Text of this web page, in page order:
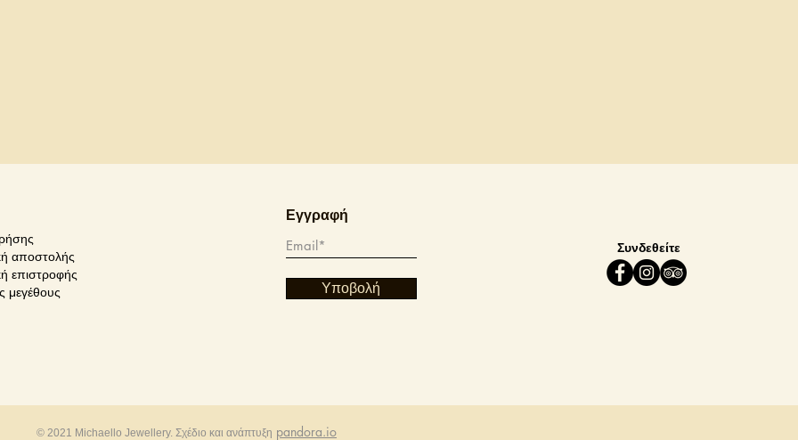
αποστολής
επιστροφής
μεγέθους
Εγγραφή
Υποβολή
Συνδεθείτε
© 2021 Michaello Jewellery. Σχέδιο και ανάπτυξη pandora.io